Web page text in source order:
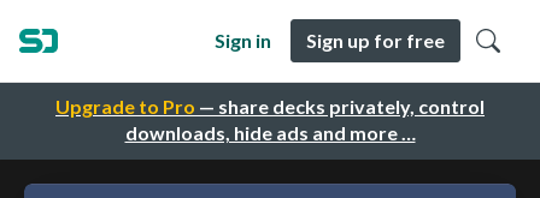
Upgrade to Pro — share decks privately, control
downloads, hide ads and more …
Sign in Sign up for free